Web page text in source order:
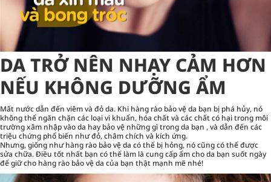
DA TRỞ NÊN NHẠY CẢM HƠN
NẾU KHÔNG DƯỠNG ẨM
Mất nước dẫn đến viêm và đỏ da. Khi hàng rào bảo vệ da bạn bị phá hủy, nó
không thể ngăn chặn các loại vi khuẩn, hóa chất và các chất có hại trong môi
trường xâm nhập vào da hay bảo vệ những gì trong da bạn , và dẫn đến các
triệu chứng phổ biến như đỏ, châm chích và kích ứng.
Nhưng, giống như hàng rào bảo vệ da có thể bị hỏng, nó cũng có thể được
sửa chữa. Điều tốt nhất bạn có thể làm là cung cấp ẩm cho da bạn suốt ngày
để giữ cho hàng rào bảo vệ da của bạn thật mạnh mẽ nhé!